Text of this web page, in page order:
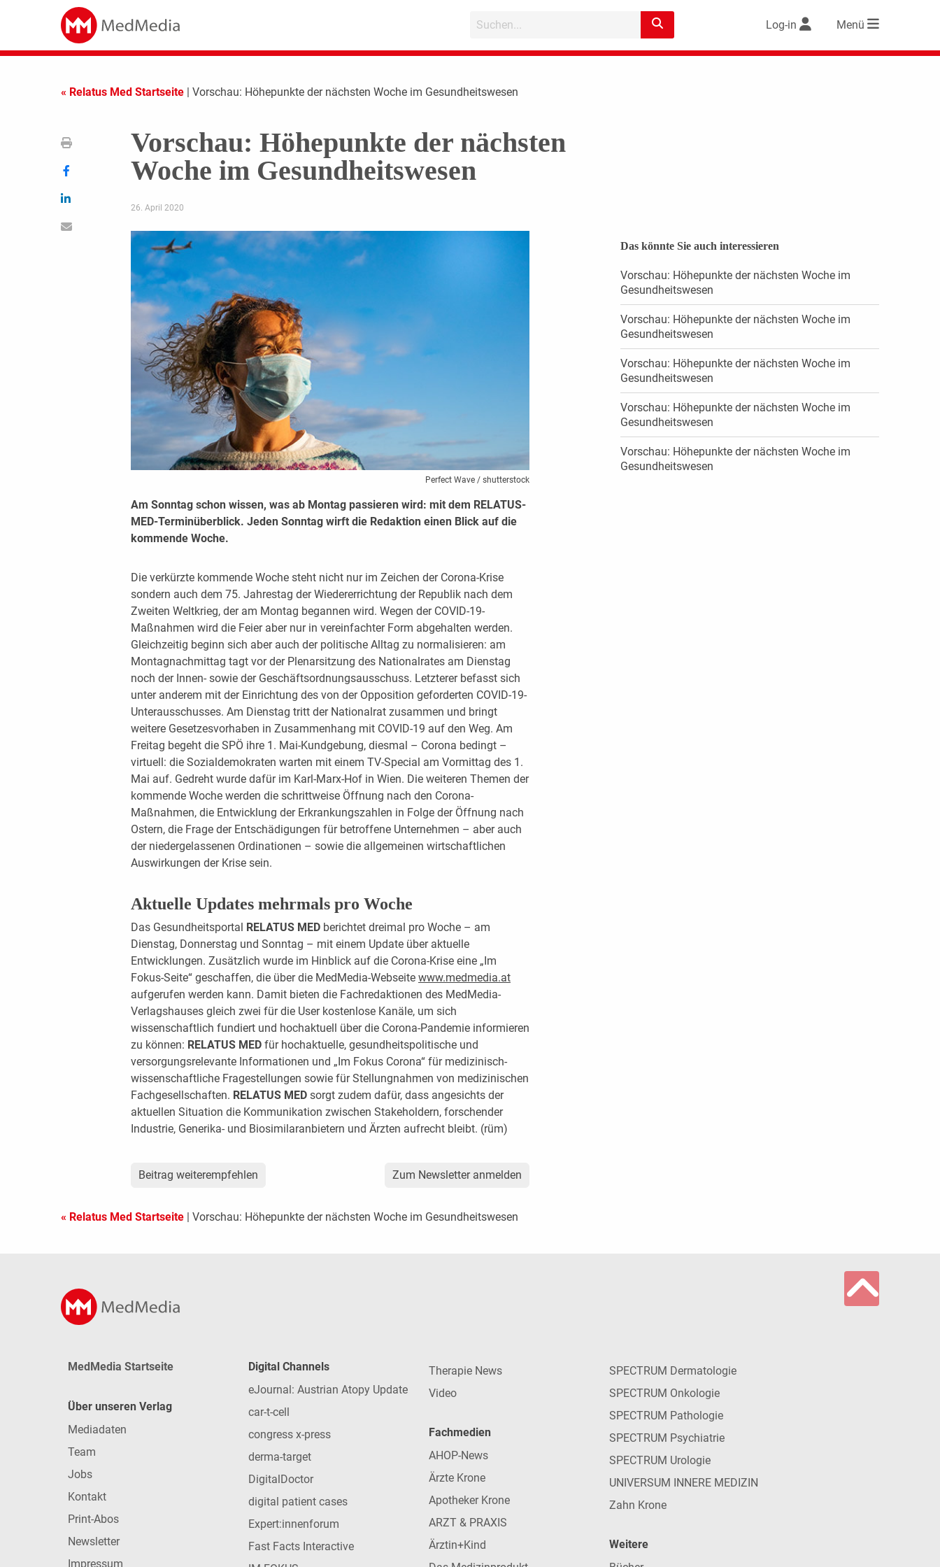
Log-in Menü
« Relatus Med Startseite | Vorschau: Höhepunkte der nächsten Woche im Gesundheitswesen
Vorschau: Höhepunkte der nächsten
Woche im Gesundheitswesen
26. April 2020
Perfect Wave / shutterstock
Am Sonntag schon wissen, was ab Montag passieren wird: mit dem RELATUS-
MED-Terminüberblick. Jeden Sonntag wirft die Redaktion einen Blick auf die
kommende Woche.
Die verkürzte kommende Woche steht nicht nur im Zeichen der Corona-Krise
sondern auch dem 75. Jahrestag der Wiedererrichtung der Republik nach dem
Zweiten Weltkrieg, der am Montag begannen wird. Wegen der COVID-19-
Maßnahmen wird die Feier aber nur in vereinfachter Form abgehalten werden.
Gleichzeitig beginn sich aber auch der politische Alltag zu normalisieren: am
Montagnachmittag tagt vor der Plenarsitzung des Nationalrates am Dienstag
noch der Innen- sowie der Geschäftsordnungsausschuss. Letzterer befasst sich
unter anderem mit der Einrichtung des von der Opposition geforderten COVID-19-
Unterausschusses. Am Dienstag tritt der Nationalrat zusammen und bringt
weitere Gesetzesvorhaben in Zusammenhang mit COVID-19 auf den Weg. Am
Freitag begeht die SPÖ ihre 1. Mai-Kundgebung, diesmal – Corona bedingt –
virtuell: die Sozialdemokraten warten mit einem TV-Special am Vormittag des 1.
Mai auf. Gedreht wurde dafür im Karl-Marx-Hof in Wien. Die weiteren Themen der
kommende Woche werden die schrittweise Öffnung nach den Corona-
Maßnahmen, die Entwicklung der Erkrankungszahlen in Folge der Öffnung nach
Ostern, die Frage der Entschädigungen für betroffene Unternehmen – aber auch
der niedergelassenen Ordinationen – sowie die allgemeinen wirtschaftlichen
Auswirkungen der Krise sein.
Aktuelle Updates mehrmals pro Woche
Das Gesundheitsportal RELATUS MEDberichtet dreimal pro Woche – am
Dienstag, Donnerstag und Sonntag – mit einem Update über aktuelle
Entwicklungen. Zusätzlich wurde im Hinblick auf die Corona-Krise eine „Im
Fokus-Seite“ geschaffen, die über die MedMedia-Webseite www.medmedia.at
aufgerufen werden kann. Damit bieten die Fachredaktionen des MedMedia-
Verlagshauses gleich zwei für die User kostenlose Kanäle, um sich
wissenschaftlich fundiert und hochaktuell über die Corona-Pandemie informieren
zu können: RELATUS MEDfür hochaktuelle, gesundheitspolitische und
versorgungsrelevante Informationen und „Im Fokus Corona“ für medizinisch-
wissenschaftliche Fragestellungen sowie für Stellungnahmen von medizinischen
Fachgesellschaften. RELATUS MEDsorgt zudem dafür, dass angesichts der
aktuellen Situation die Kommunikation zwischen Stakeholdern, forschender
Industrie, Generika- und Biosimilaranbietern und Ärzten aufrecht bleibt. (rüm)
Beitrag weiterempfehlen Zum Newsletter anmelden
Das könnte Sie auch interessieren
Vorschau: Höhepunkte der nächsten Woche im
Gesundheitswesen
Vorschau: Höhepunkte der nächsten Woche im
Gesundheitswesen
Vorschau: Höhepunkte der nächsten Woche im
Gesundheitswesen
Vorschau: Höhepunkte der nächsten Woche im
Gesundheitswesen
Vorschau: Höhepunkte der nächsten Woche im
Gesundheitswesen
« Relatus Med Startseite | Vorschau: Höhepunkte der nächsten Woche im Gesundheitswesen
MedMedia Startseite
Über unseren Verlag
Mediadaten
Team
Jobs
Kontakt
Print-Abos
Newsletter
Impressum
Digital Channels
eJournal: Austrian Atopy Update
car-t-cell
congress x-press
derma-target
DigitalDoctor
digital patient cases
Expert:innenforum
Fast Facts Interactive
Therapie News
Video
Fachmedien
AHOP-News
Ärzte Krone
Apotheker Krone
ARZT & PRAXIS
Ärztin+Kind
SPECTRUM Dermatologie
SPECTRUM Onkologie
SPECTRUM Pathologie
SPECTRUM Psychiatrie
SPECTRUM Urologie
UNIVERSUM INNERE MEDIZIN
Zahn Krone
Weitere